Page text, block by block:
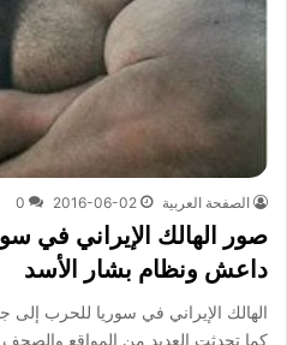
الصفحة العربية 2016-06-02
0
صور الهالك الإيراني في
داعش ونظام بشار الأسد
الهالك الإيراني في سوريا للحرب
كما تحدثت العديد من المواقع والصحف